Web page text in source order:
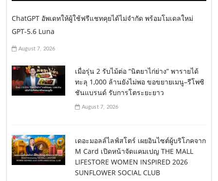
ChatGPT อัพเดทให้ผู้ใช้ฟรีแชทคุยได้ไม่จำกัด พร้อมโมเดลใหม่
GPT-5.6 Luna
August 7, 2026
เมื่อรุ่น 2 รับไม้ต่อ “นิตยาไก่ย่าง” พารายได้
ทะลุ 1,000 ล้านยังไม่พอ ขอขยายเมนู–รีโพซิ
ชันแบรนด์ รับการโตระยะยาว
August 7, 2026
เดอะมอลล์ไลฟ์สโตร์ เผยอินไซต์ผู้บริโภคจาก
M Card เปิดหน้าจัดแคมเปญ THE MALL
LIFESTORE WOMEN INSPIRED 2026
SUNFLOWER SOCIAL CLUB